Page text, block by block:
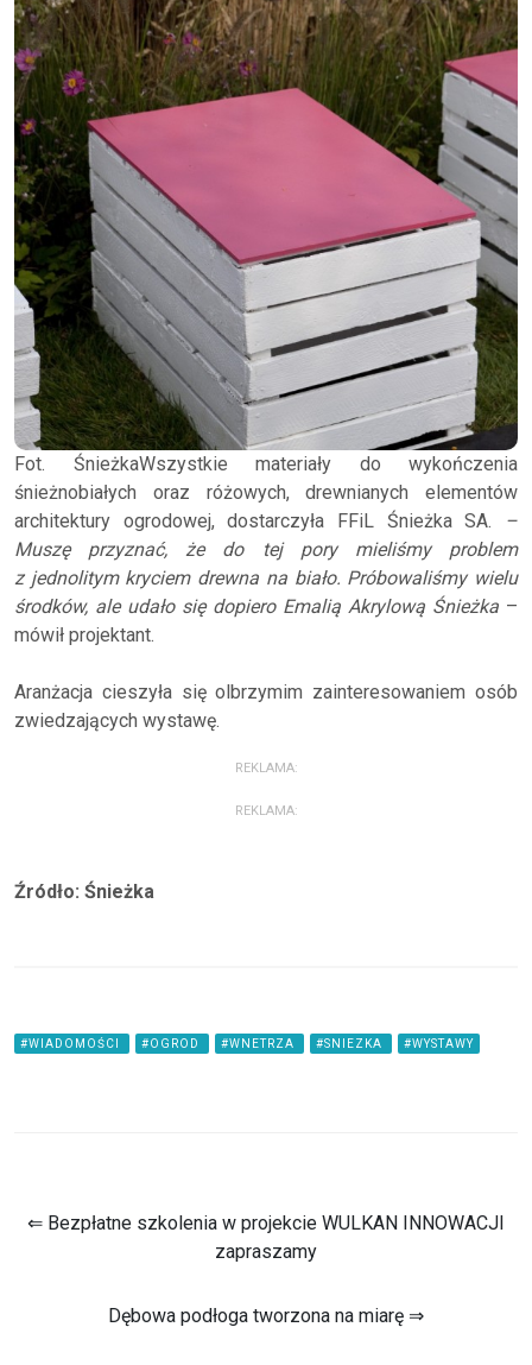
Fot. ŚnieżkaWszystkie materiały do wykończenia
śnieżnobiałych oraz różowych, drewnianych elementów
architektury ogrodowej, dostarczyła FFiL Śnieżka SA.
–
Muszę przyznać, że do tej pory mieliśmy problem
z jednolitym kryciem drewna na biało. Próbowaliśmy wielu
środków, ale udało się dopiero Emalią Akrylową Śnieżka –
mówił projektant.
Aranżacja cieszyła się olbrzymim zainteresowaniem osób
zwiedzających wystawę.
REKLAMA:
REKLAMA:
Źródło: Śnieżka
#WIADOMOŚCI #OGROD #WNETRZA #SNIEZKA #WYSTAWY
⇐ Bezpłatne szkolenia w projekcie WULKAN INNOWACJI
zapraszamy
Dębowa podłoga tworzona na miarę ⇒